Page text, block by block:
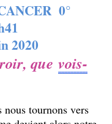
0°
2020
que vois-
tournons vers